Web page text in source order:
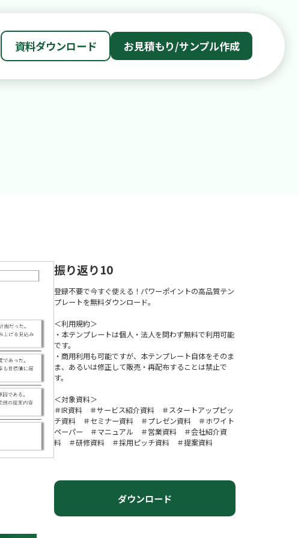
資料ダウンロード お見積もり/サンプル作成
振り返り10
登録不要で今すぐ使える！パワーポイントの高品質テン
プレートを無料ダウンロード。
＜利用規約＞
・本テンプレートは個人・法人を問わず無料で利用可能
です。
・商用利用も可能ですが、本テンプレート自体をそのま
ま、あるいは修正して販売・再配布することは禁止で
す。
＜対象資料＞
＃IR資料 ＃サービス紹介資料 ＃スタートアップピッ
チ資料 ＃セミナー資料 ＃プレゼン資料 ＃ホワイト
ペーパー ＃マニュアル ＃営業資料 ＃会社紹介資
料 ＃研修資料 ＃採用ピッチ資料 ＃提案資料
ダウンロード